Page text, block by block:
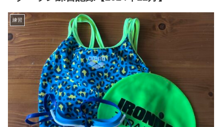
練習